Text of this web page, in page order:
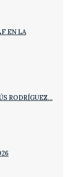
EN LA
RODRÍGUEZ…